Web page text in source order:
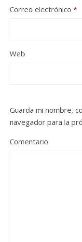
Correo electrónico *
Web
Guarda mi nombre,
navegador para la
Comentario